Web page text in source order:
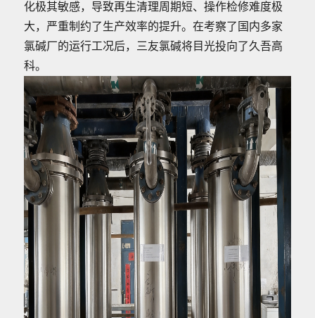
化极其敏感，导致再生清理周期短、操作检修难度极
大，严重制约了生产效率的提升。在考察了国内多家
氯碱厂的运行工况后，三友氯碱将目光投向了久吾高
科。